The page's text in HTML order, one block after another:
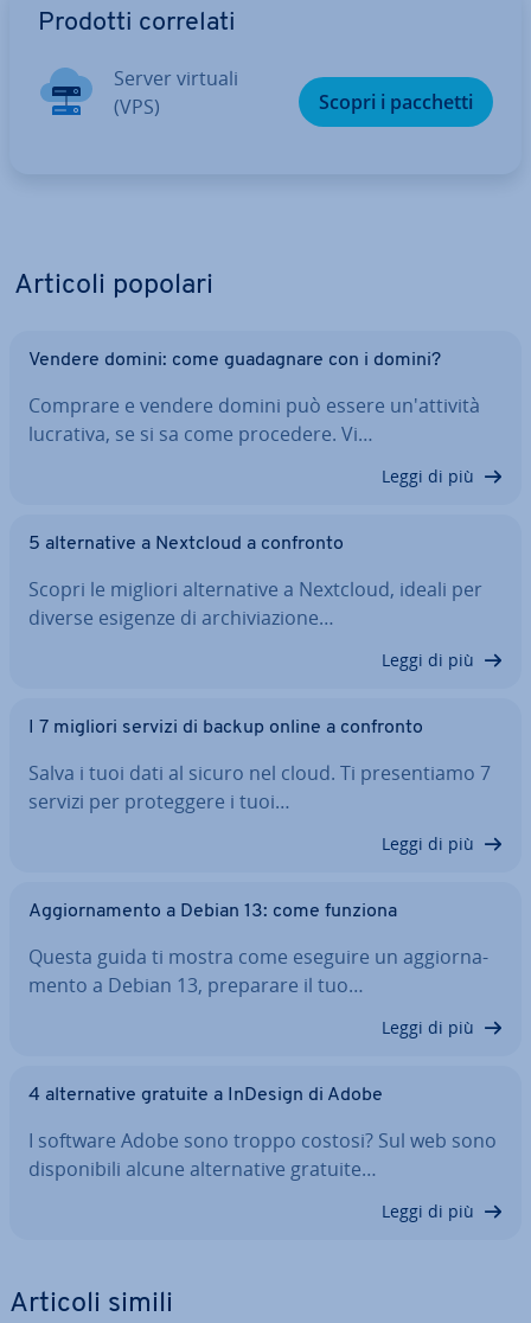
Prodotti correlati
Server virtuali
(VPS)
Scopri i pacchetti
Articoli popolari
Vendere domini: come gua­da­gna­re con i domini?
Comprare e vendere domini può essere un'at­ti­vi­tà
lucrativa, se si sa come procedere. Vi…
Leggi di più
5 al­ter­na­ti­ve a Nextcloud a confronto
Scopri le migliori al­ter­na­ti­ve a Nextcloud, ideali per
diverse esigenze di ar­chi­via­zio­ne…
Leggi di più
I 7 migliori servizi di backup online a confronto
Salva i tuoi dati al sicuro nel cloud. Ti pre­sen­tia­mo 7
servizi per pro­teg­ge­re i tuoi…
Leggi di più
Ag­gior­na­men­to a Debian 13: come funziona
Questa guida ti mostra come eseguire un ag­gior­na­
men­to a Debian 13, preparare il tuo…
Leggi di più
4 al­ter­na­ti­ve gratuite a InDesign di Adobe
I software Adobe sono troppo costosi? Sul web sono
di­spo­ni­bi­li alcune al­ter­na­ti­ve gratuite…
Leggi di più
Articoli simili